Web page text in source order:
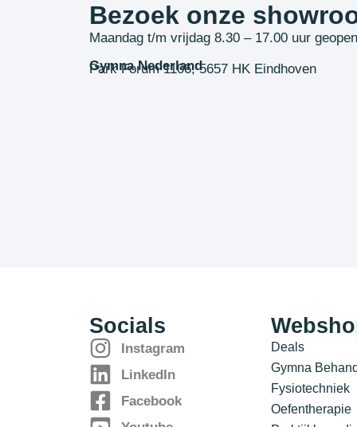
Bezoek onze
Maandag t/m vrijdag 8.30 – 17.00 uur
Gymna Nederland
Park Forum 1106, 5657 HK Eindhoven
Socials
Instagram
LinkedIn
Facebook
Deals
Gymna
Fysiotechniek
Oefentherapie